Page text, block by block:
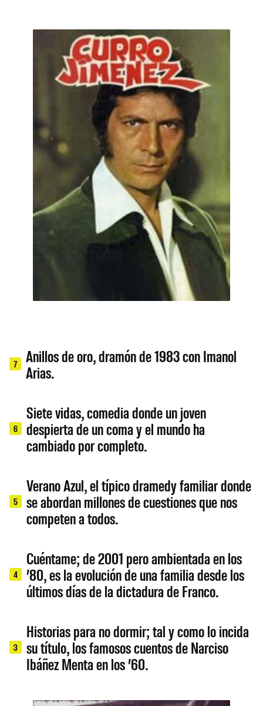
7
Anillos de oro, dramón de 1983 con Imanol
Arias.
6
Siete vidas, comedia donde un joven
despierta de un coma y el mundo ha
cambiado por completo.
5
Verano Azul, el típico dramedy familiar donde
se abordan millones de cuestiones que nos
competen a todos.
4
Cuéntame; de 2001 pero ambientada en los
’80, es la evolución de una familia desde los
últimos días de la dictadura de Franco.
3
Historias para no dormir; tal y como lo incida
su título, los famosos cuentos de Narciso
Ibáñez Menta en los ’60.